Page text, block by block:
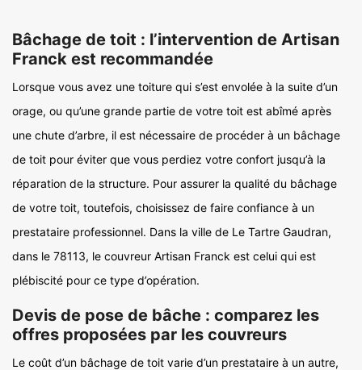
Bâchage de toit : l’intervention de Artisan
Franck est recommandée
Lorsque vous avez une toiture qui s’est envolée à la suite d’un
orage, ou qu’une grande partie de votre toit est abîmé après
une chute d’arbre, il est nécessaire de procéder à un bâchage
de toit pour éviter que vous perdiez votre confort jusqu’à la
réparation de la structure. Pour assurer la qualité du bâchage
de votre toit, toutefois, choisissez de faire confiance à un
prestataire professionnel. Dans la ville de Le Tartre Gaudran,
dans le 78113, le couvreur Artisan Franck est celui qui est
plébiscité pour ce type d’opération.
Devis de pose de bâche : comparez les
offres proposées par les couvreurs
Le coût d’un bâchage de toit varie d’un prestataire à un autre,